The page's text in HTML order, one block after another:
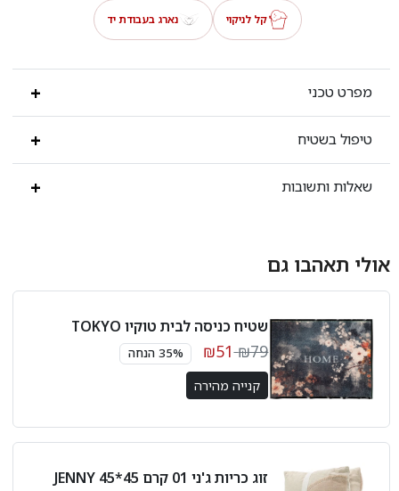
קל לניקוי נארג בעבודת יד
מפרט טכני
טיפול בשטיח
שאלות ותשובות
אולי תאהבו גם
שטיח כניסה לבית טוקיו TOKYO
₪79
₪51 35% הנחה
קנייה מהירה
זוג כריות ג'ני 01 קרם 45*45 JENNY